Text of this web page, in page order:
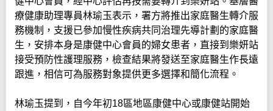
療健康助理專員林瑜玉表示，署方將推出家庭醫生轉介服
務機制，支援已參加慢性疾病共同治理先導計劃的家庭醫
生，安排本身是康健中心會員的婦女患者，直接到樂妍站
接受預防性護理服務，檢查結果將發送至家庭醫生作長遠
跟進，相信可為服務對象提供更多選擇和簡化流程。
林瑜玉提到，自今年初18區地區康健中心或康健站開始